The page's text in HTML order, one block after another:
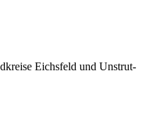
Eichsfeld und Unstrut-